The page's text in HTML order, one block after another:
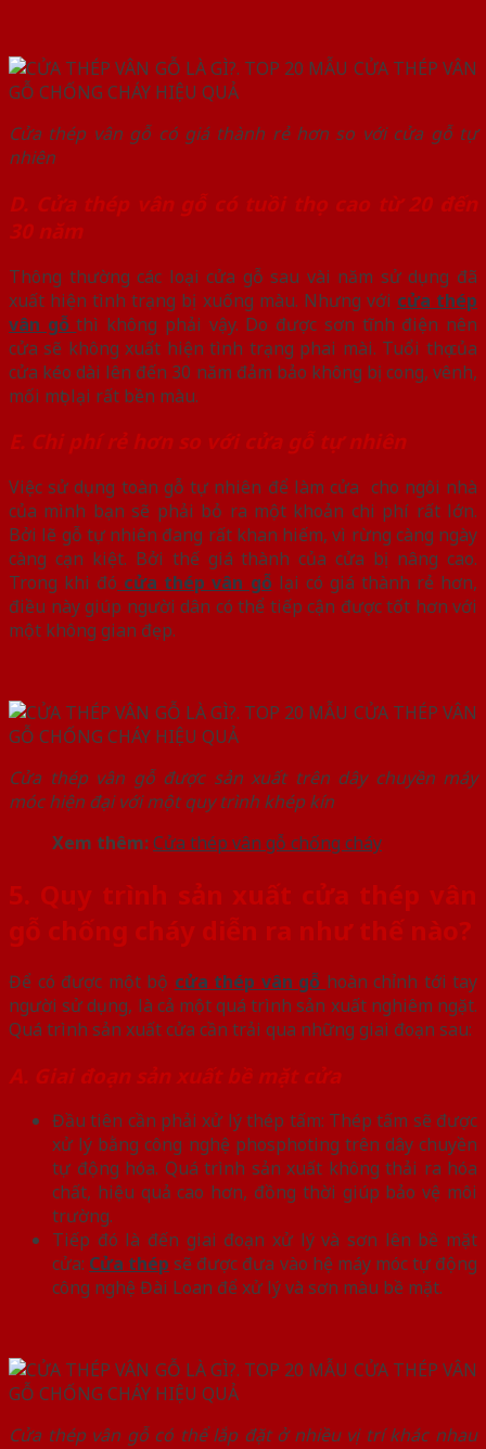
Cửa thép vân gỗ có giá thành rẻ hơn so với cửa gỗ tự
nhiên
D. Cửa thép vân gỗ có tuồi thọ cao từ 20 đến
30 năm
Thông thường các loại cửa gỗ sau vài năm sử dụng đã
xuất hiện tình trạng bị xuống màu. Nhưng với cửa thép
vân gỗthì không phải vậy. Do được sơn tĩnh điện nên
cửa sẽ không xuất hiện tình trạng phai mài. Tuổi thọ của
cửa kéo dài lên đến 30 năm đảm bảo không bị cong, vênh,
mối mọt lại rất bền màu.
E. Chi phí rẻ hơn so với cửa gỗ tự nhiên
Việc sử dụng toàn gỗ tự nhiên để làm cửa cho ngôi nhà
của mình bạn sẽ phải bỏ ra một khoản chi phí rất lớn.
Bởi lẽ gỗ tự nhiên đang rất khan hiếm, vì rừng càng ngày
càng cạn kiệt. Bởi thế giá thành của cửa bị nâng cao.
Trong khi đó cửa thép vân gỗlại có giá thành rẻ hơn,
điều này giúp người dân có thể tiếp cận được tốt hơn với
một không gian đẹp.
Cửa thép vân gỗ được sản xuất trên dây chuyền máy
móc hiện đại với một quy trình khép kín
Xem thêm:Cửa thép vân gỗ chống cháy
5. Quy trình sản xuất cửa thép vân
gỗ chống cháy diễn ra như thế nào?
Để có được một bộ cửa thép vân gỗ hoàn chỉnh tới tay
người sử dụng, là cả một quá trình sản xuất nghiêm ngặt.
Quá trình sản xuất cửa cần trải qua những giai đoạn sau:
A. Giai đoạn sản xuất bề mặt cửa
Đầu tiên cần phải xử lý thép tấm: Thép tấm sẽ được
xử lý bằng công nghệ phosphoting trên dây chuyền
tự động hóa. Quá trình sản xuất không thải ra hóa
chất, hiệu quả cao hơn, đồng thời giúp bảo vệ môi
trường.
Tiếp đó là đến giai đoạn xử lý và sơn lên bề mặt
cửa: Cửa thép sẽ được đưa vào hệ máy móc tự động
công nghệ Đài Loan để xử lý và sơn màu bề mặt.
Cửa thép vân gỗ có thể lắp đặt ở nhiều vị trí khác nhau